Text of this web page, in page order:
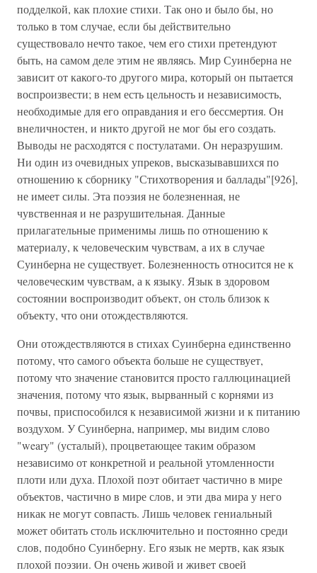
подделкой, как плохие стихи. Так оно и было бы, но
только в том случае, если бы действительно
существовало нечто такое, чем его стихи претендуют
быть, на самом деле этим не являясь. Мир Суинберна не
зависит от какого-то другого мира, который он пытается
воспроизвести; в нем есть цельность и независимость,
необходимые для его оправдания и его бессмертия. Он
внеличностен, и никто другой не мог бы его создать.
Выводы не расходятся с постулатами. Он неразрушим.
Ни один из очевидных упреков, высказывавшихся по
отношению к сборнику "Стихотворения и баллады"[926],
не имеет силы. Эта поэзия не болезненная, не
чувственная и не разрушительная. Данные
прилагательные применимы лишь по отношению к
материалу, к человеческим чувствам, а их в случае
Суинберна не существует. Болезненность относится не к
человеческим чувствам, а к языку. Язык в здоровом
состоянии воспроизводит объект, он столь близок к
объекту, что они отождествляются.
Они отождествляются в стихах Суинберна единственно
потому, что самого объекта больше не существует,
потому что значение становится просто галлюцинацией
значения, потому что язык, вырванный с корнями из
почвы, приспособился к независимой жизни и к питанию
воздухом. У Суинберна, например, мы видим слово
"weary" (усталый), процветающее таким образом
независимо от конкретной и реальной утомленности
плоти или духа. Плохой поэт обитает частично в мире
объектов, частично в мире слов, и эти два мира у него
никак не могут совпасть. Лишь человек гениальный
может обитать столь исключительно и постоянно среди
слов, подобно Суинберну. Его язык не мертв, как язык
плохой поэзии. Он очень живой и живет своей